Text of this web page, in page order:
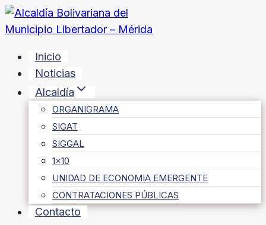
Saltar
al
Inicio
Noticias
Alcaldía
ORGANIGRAMA
SIGAT
SIGGAL
1×10
UNIDAD DE ECONOMIA EMERGENTE
CONTRATACIONES PÚBLICAS
Contacto